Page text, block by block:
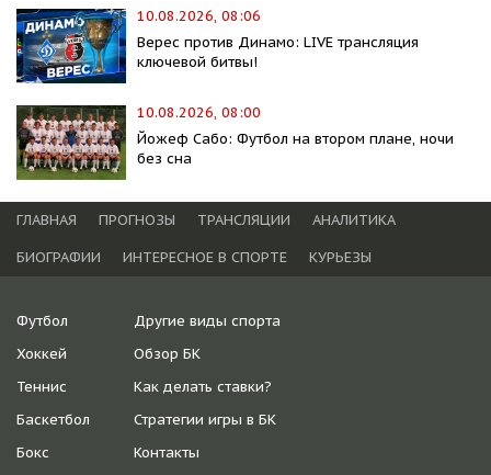
10.08.2026, 08:06
Верес против Динамо: LIVE трансляция
ключевой битвы!
10.08.2026, 08:00
Йожеф Сабо: Футбол на втором плане, ночи
без сна
ГЛАВНАЯ ПРОГНОЗЫ ТРАНСЛЯЦИИ
АНАЛИТИКА
БИОГРАФИИ
ИНТЕРЕСНОЕ В СПОРТЕ КУРЬЕЗЫ
Футбол
Хоккей
Теннис
Баскетбол
Бокс
Другие виды спорта
Обзор БК
Как делать ставки?
Стратегии игры в БК
Контакты